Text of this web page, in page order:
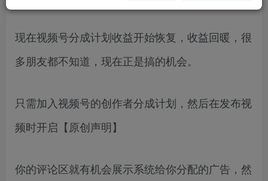
现在视频号分成计划收益开始恢复，收益回暖，很
多朋友都不知道，现在正是搞的机会。
只需加入视频号的创作者分成计划，然后在发布视
频时开启【原创声明】
你的评论区就有机会展示系统给你分配的广告，然